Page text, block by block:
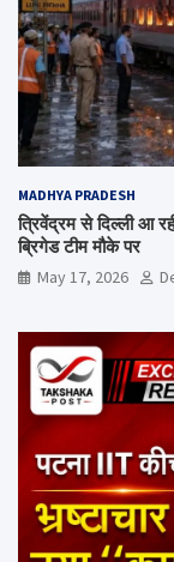
MADHYA PRADESH
त्रिवेंद्रम से दिल्ली आ
ब्रिगेड टीम मौके पर
May 17, 2026